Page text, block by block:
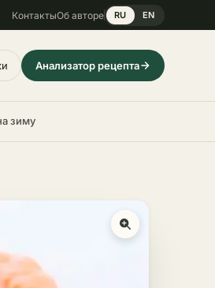
КонтактыОб авторе RU EN
Анализатор рецепта
зиму